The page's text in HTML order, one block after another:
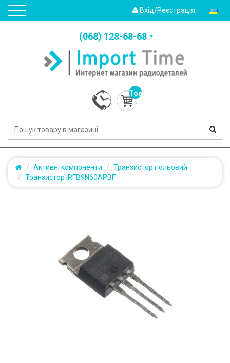
Вхід/Реєстрація
(‎068) 128-68-68
Товарів:
0
(0.0грн.)
Активні компоненти
Транзистор польовий
Транзистор IRFB9N60APBF